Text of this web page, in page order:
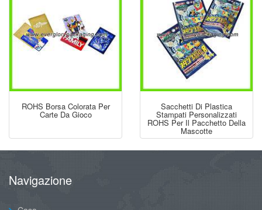
ROHS Borsa Colorata Per
Carte Da Gioco
Sacchetti Di Plastica
Stampati Personalizzati
ROHS Per Il Pacchetto Della
Mascotte
Navigazione